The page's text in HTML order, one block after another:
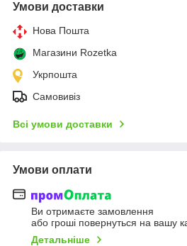
Умови доставки
Нова Пошта
Магазини Rozetka
Укрпошта
Самовивіз
Всі умови доставки
Умови оплати
Ви отримаєте замовлення
або гроші повернуться на вашу
Детальніше